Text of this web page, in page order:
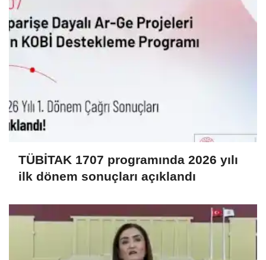
TÜBİTAK 1707 programında 2026 yılı
ilk dönem sonuçları açıklandı